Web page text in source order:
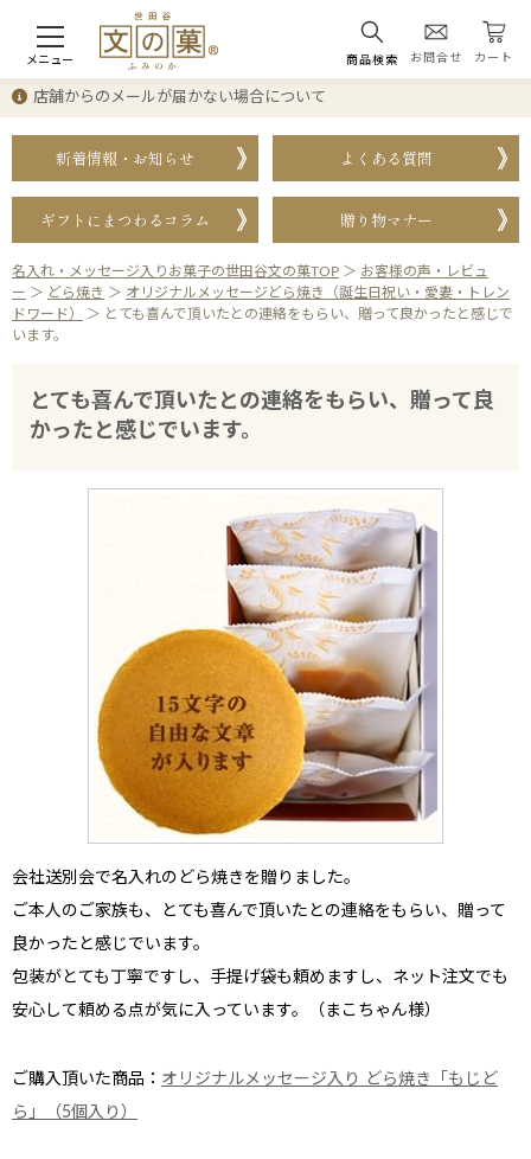
メニュー 商品検索 お問合せ カート
店舗からのメールが届かない場合について
新着情報・お知らせ よくある質問
ギフトにまつわるコラム 贈り物マナー
名入れ・メッセージ入りお菓子の世田谷文の菓TOP ＞ お客様の声・レビュ
ー ＞ どら焼き ＞ オリジナルメッセージどら焼き（誕生日祝い・愛妻・トレン
ドワード）
＞ とても喜んで頂いたとの連絡をもらい、贈って良かったと感じで
います。
とても喜んで頂いたとの連絡をもらい、贈って良
かったと感じでいます。
会社送別会で名入れのどら焼きを贈りました。
ご本人のご家族も、とても喜んで頂いたとの連絡をもらい、贈って
良かったと感じでいます。
包装がとても丁寧ですし、手提げ袋も頼めますし、ネット注文でも
安心して頼める点が気に入っています。（まこちゃん様）
ご購入頂いた商品： オリジナルメッセージ入り どら焼き「もじど
ら」（5個入り）